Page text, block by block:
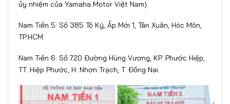
ủy nhiệm của Yamaha Motor Việt Nam).
Nam Tiến 5: Số 385 Tô Ký, Ấp Mới 1, Tân Xuân, Hóc Môn,
TP.HCM.
Nam Tiến 6: Số 720 Đường Hùng Vương, KP. Phước Hiệp,
TT. Hiệp Phước, H. Nhơn Trạch, T. Đồng Nai.